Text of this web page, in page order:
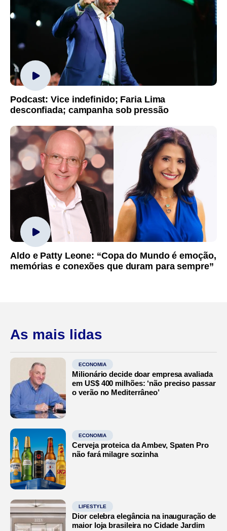
Podcast: Vice indefinido; Faria Lima
desconfiada; campanha sob pressão
Aldo e Patty Leone: “Copa do Mundo é emoção,
memórias e conexões que duram para sempre”
As mais lidas
ECONOMIA
Milionário decide doar empresa avaliada
em US$ 400 milhões: ‘não preciso passar
o verão no Mediterrâneo’
ECONOMIA
Cerveja proteica da Ambev, Spaten Pro
não fará milagre sozinha
LIFESTYLE
Dior celebra elegância na inauguração de
maior loja brasileira no Cidade Jardim